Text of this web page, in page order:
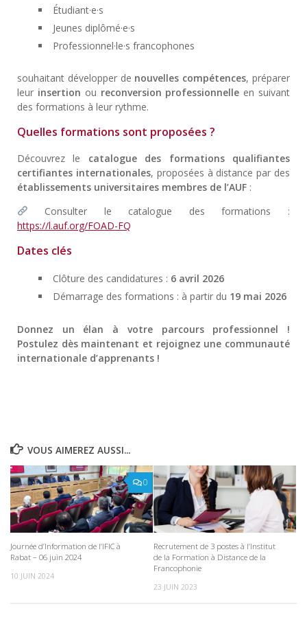
Étudiant·e·s
Jeunes diplômé·e·s
Professionnel·le·s francophones
souhaitant développer de nouvelles compétences, préparer
leur insertion ou reconversion professionnelle en suivant
des formations à leur rythme.
Quelles formations sont proposées ?
Découvrez le catalogue des formations qualifiantes
certifiantes internationales, proposées à distance par des
établissements universitaires membres de l’AUF :
Consulter le catalogue des formations :
https://l.auf.org/FOAD-FQ
Dates clés
Clôture des candidatures : 6 avril 2026
Démarrage des formations : à partir du 19 mai 2026
Donnez un élan à votre parcours professionnel !
Postulez dès maintenant et rejoignez une communauté
internationale d’apprenants !
VOUS AIMEREZ AUSSI...
0
Journée d’Information de l’IFIC à
Rabat – 06 juin 2024
10 JUIN 2024
Recrutement de 3 postes à l’Institut
de la Formation à Distance de la
Francophonie
23 JUIN 2023